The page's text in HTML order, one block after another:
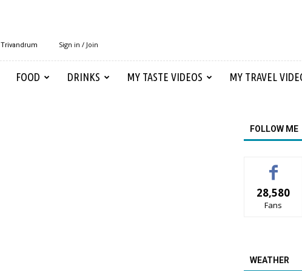
Trivandrum Sign in / Join
FOOD DRINKS MY TASTE VIDEOS MY TRAVEL
FOLLOW ME
28,580
Fans
WEATHER